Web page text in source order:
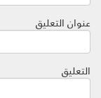
عنوان التعليق
التعليق